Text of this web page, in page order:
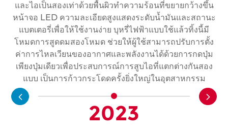
และไอเป็นสองเท่าด้วยพื้นผิวทำความร้อนที่ขยายกว้างขึ้น
หน้าจอ LED ความละเอียดสูงแสดงระดับน้ำมันและสถานะ
แบตเตอรี่เพื่อให้ใช้งานง่าย บุหรี่ไฟฟ้าแบบใช้แล้วทิ้งนี้มี
โหมดการสูดดมสองโหมด ช่วยให้ผู้ใช้สามารถปรับการตั้ง
ค่าการไหลเวียนของอากาศและพลังงานได้ด้วยการกดปุ่ม
เพียงปุ่มเดียวเพื่อประสบการณ์การสูบไอที่แตกต่างกันสอง
แบบ เป็นการก้าวกระโดดครั้งยิ่งใหญ่ในอุตสาหกรรม
ความต้องการของผู้บริโภค เราภูมิใจในฐานะแบรนด์ผู้
บุกเบิกที่นำเสนอคุณลักษณะการแสดงผลระดับแบตเตอรี่ใน
บุหรี่ไฟฟ้าแบบใช้แล้วทิ้ง เมื่อรวมกับเทคโนโลยีคอยล์
ตาข่ายแบบสมบูรณ์ 1.0 ผลิตภัณฑ์ของเราจะมอบ
ประสบการณ์ผู้ใช้ที่โดดเด่นและเพิ่มความเป็นมิตรต่อผู้ใช้
ไร้ที่ติและน่าพึงพอใจในทุกพัฟ คอยล์ตาข่ายที่ได้รับการ
ออกแบบทางวิศวกรรมอย่างแม่นยำไม่เพียงแต่ให้ความร้อน
ที่รวดเร็วและสม่ำเสมอเพื่อเพิ่มโปรไฟล์รสชาติ แต่ยังรับ
ประกันการผลิตไอที่ราบรื่นและสม่ำเสมอ
การรั่วซึม ลวดแนวนอนโลหะผสมนิกเกิล-โครเมียมช่วยให้
ทำความร้อนได้รวดเร็ว ในขณะที่การใช้ผ้าฝ้ายออร์แกนิกที่
มีค่าการนำน้ำมันที่ดีเยี่ยมจะช่วยเพิ่มประสบการณ์การสูบ
ไอโดยรวมและส่งเสริมทางเลือกที่ดีต่อสุขภาพ
2023